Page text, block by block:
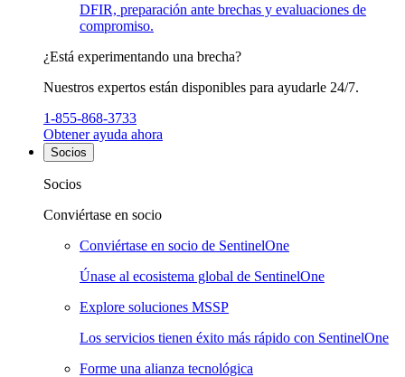
DFIR, preparación ante brechas y evaluaciones de
compromiso.
¿Está experimentando una brecha?
Nuestros expertos están disponibles para ayudarle 24/7.
1-855-868-3733
Obtener ayuda ahora
Socios
Socios
Conviértase en socio
Conviértase en socio de SentinelOne
Únase al ecosistema global de SentinelOne
Explore soluciones MSSP
Los servicios tienen éxito más rápido con SentinelOne
Forme una alianza tecnológica